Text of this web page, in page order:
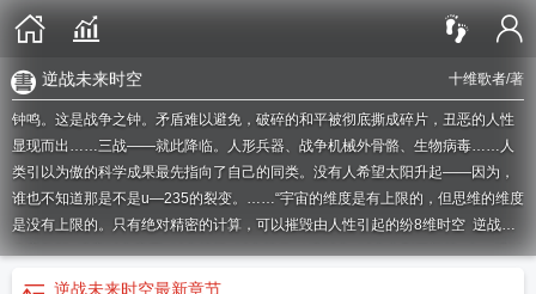
十维歌者/著
逆战未来时空
钟鸣。这是战争之钟。矛盾难以避免，破碎的和平被彻底撕成碎片，丑恶的人性
显现而出……三战——就此降临。人形兵器、战争机械外骨骼、生物病毒……人
类引以为傲的科学成果最先指向了自己的同类。没有人希望太阳升起——因为，
谁也不知道那是不是u—235的裂变。……“宇宙的维度是有上限的，但思维的维度
是没有上限的。只有绝对精密的计算，可以摧毁由人性引起的纷8维时空 逆战时
空完整版维享时空官网时空战场时空战役4维时空时空之影开门战十二维时
我们处于几维时空 时空点击战
逆战未来时空最新章节